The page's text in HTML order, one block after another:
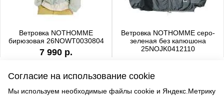
Ветровка NOTHOMME
бирюзовая 26NOWT0030804
7 990 р.
Ветровка NOTHOMME серо-
зеленая без капюшона
25NOJK0412110
Согласие на использование cookie
Мы используем необходимые файлы cookie и Яндекс.Метрику